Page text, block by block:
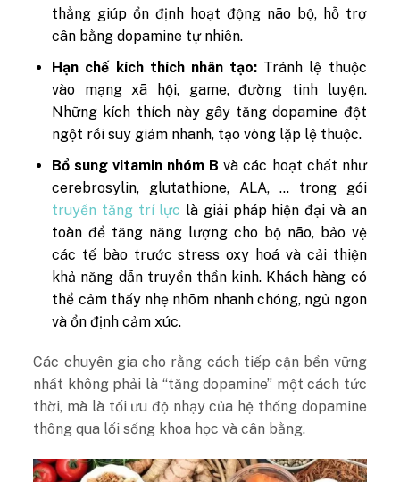
thẳng giúp ổn định hoạt động não bộ, hỗ trợ
cân bằng dopamine tự nhiên.
Hạn chế kích thích nhân tạo: Tránh lệ thuộc
vào mạng xã hội, game, đường tinh luyện.
Những kích thích này gây tăng dopamine đột
ngột rồi suy giảm nhanh, tạo vòng lặp lệ thuộc.
Bổ sung vitamin nhóm B và các hoạt chất như
cerebrosylin, glutathione, ALA, … trong gói
truyền tăng trí lực là giải pháp hiện đại và an
toàn để tăng năng lượng cho bộ não, bảo vệ
các tế bào trước stress oxy hoá và cải thiện
khả năng dẫn truyền thần kinh. Khách hàng có
thể cảm thấy nhẹ nhõm nhanh chóng, ngủ ngon
và ổn định cảm xúc.
Các chuyên gia cho rằng cách tiếp cận bền vững
nhất không phải là “tăng dopamine” một cách tức
thời, mà là tối ưu độ nhạy của hệ thống dopamine
thông qua lối sống khoa học và cân bằng.